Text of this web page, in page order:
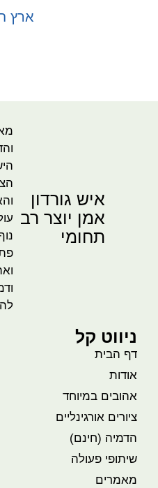
ארץ
איש גורדון
אמן יוצר רב
תחומי
ניווט קל
דף הבית
אודות
אהובים במיוחד
ציורים אורגינליים
הדמיה (חינם)
שיתופי פעולה
מאמרים